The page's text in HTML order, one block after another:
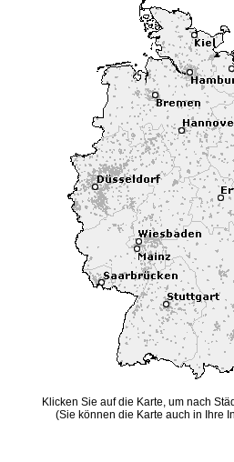
Klicken Sie auf die Karte, um nach
(Sie können die Karte auch in Ihre